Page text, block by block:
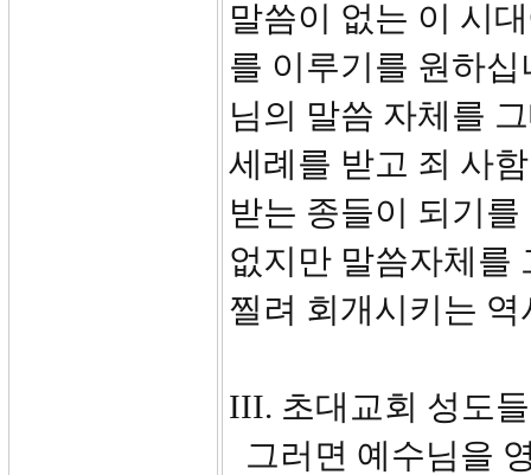
말씀이 없는 이 시
를 이루기를 원하
님의 말씀 자체를
세례를 받고 죄 사
받는 종들이 되기
없지만 말씀자체를
찔려 회개시키는
III. 초대교회 성도
그러면 예수님을